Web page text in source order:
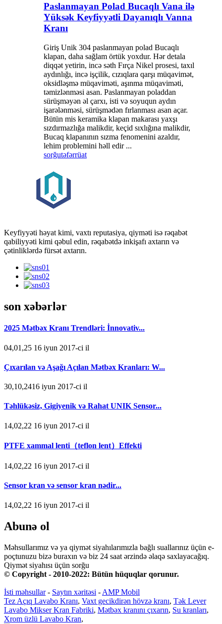
Paslanmayan Polad Bucaqlı Vana ilə
Yüksək Keyfiyyətli Dayanıqlı Vanna
Kranı
Giriş Unik 304 paslanmayan polad Bucaqlı
klapan, daha sağlam örtük yoxdur. Hər detala
diqqət yetirin, incə səth Fırça Nikel prosesi, taxıl
aydınlığı, incə işçilik, cızıqlara qarşı müqavimət,
oksidləşmə müqaviməti, aşınma müqaviməti,
təmizlənməsi asan. Paslanmayan poladdan
sürüşməyən əl çarxı, isti və soyuqun aydın
işarələnməsi, sürüşmədən fırlanması asan açar.
Bütün mis keramika klapan makarası yaxşı
sızdırmazlığa malikdir, keçid sıxlığına malikdir,
Bucaq klapanının sızma fenomenini azaldır,
lehim problemini həll edir ...
sorğutəfərrüat
Keyfiyyəti həyat kimi, vaxtı reputasiya, qiyməti isə rəqabət
qabiliyyəti kimi qəbul edin, rəqabətdə inkişafı axtarın və
çətinliklərdə fürsət axtarın.
son xəbərlər
2025 Mətbəx Kranı Trendləri: İnnovativ...
04,01,25 16 iyun 2017-ci il
Çıxarılan və Aşağı Açılan Mətbəx Kranları: W...
30,10,2416 iyun 2017-ci il
Təhlükəsiz, Gigiyenik və Rahat UNIK Sensor...
14,02,22 16 iyun 2017-ci il
PTFE xammal lenti（teflon lent）Effekti
14,02,22 16 iyun 2017-ci il
Sensor kran və sensor kran nədir...
14,02,22 16 iyun 2017-ci il
Abunə ol
Məhsullarımız və ya qiymət siyahılarımızla bağlı suallarınız üçün e-
poçtunuzu bizə buraxın və biz 24 saat ərzində əlaqə saxlayacağıq.
Qiymət siyahısı üçün sorğu
© Copyright - 2010-2022: Bütün hüquqlar qorunur.
İsti məhsullar- Saytın xəritəsi - AMP Mobil
Tez Açıq Lavabo Kranı, Vaxt gecikdirən hövzə kranı, Tək Lever
Lavabo Mikser Kran Fabriki, Mətbəx kranını çıxarın, Su kranları,
Xrom üzlü Lavabo Kran,